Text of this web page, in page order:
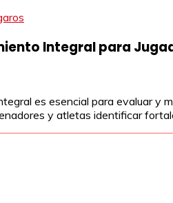
Integral para
es esencial para evaluar
y atletas identificar